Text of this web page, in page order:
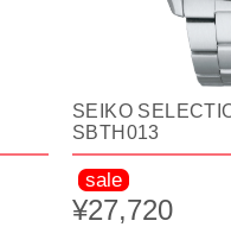
SEIKO
SBTH013
sale
¥27,720